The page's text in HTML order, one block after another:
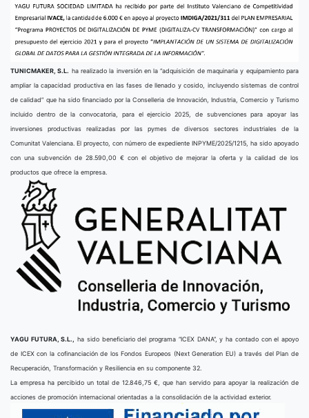
TUNICMAKER, S.L. ha realizado la inversión en la “adquisición de maquinaria y equipamiento para
ampliar la capacidad productiva en las fases de llenado y cosido, incluyendo sistemas de control
de calidad” que ha sido financiado por la Conselleria de Innovación, Industria, Comercio y Turismo
incluido dentro de la convocatoria, para el ejercicio 2025, de subvenciones para apoyar las
inversiones productivas realizadas por las pymes de diversos sectores industriales de la
Comunitat Valenciana. El proyecto, con número de expediente INPYME/2025/1215, ha sido apoyado
con una subvención de 28.590,00 € con el objetivo de mejorar la oferta y la calidad de los
productos que ofrece la empresa.
YAGU FUTURA, S.L.,
ha sido beneficiario del programa “ICEX DANA”, y ha contado con el apoyo
de ICEX con la cofinanciación de los Fondos Europeos (Next Generation EU) a través del Plan de
Recuperación, Transformación y Resiliencia en su componente 32.
La empresa ha percibido un total de 12.846,75 €, que han servido para apoyar la realización de
acciones de promoción internacional orientadas a la consolidación de la actividad exterior.